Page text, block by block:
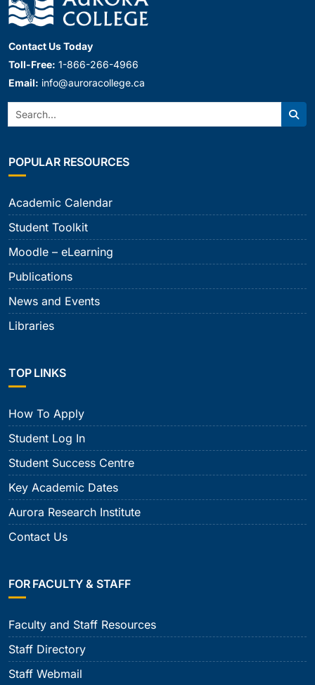
Contact Us Today
Toll-Free: 1-866-266-4966
Email: info@auroracollege.ca
Search:
POPULAR RESOURCES
Academic Calendar
Student Toolkit
Moodle – eLearning
Publications
News and Events
Libraries
TOP LINKS
How To Apply
Student Log In
Student Success Centre
Key Academic Dates
Aurora Research Institute
Contact Us
FOR FACULTY & STAFF
Faculty and Staff Resources
Staff Directory
Staff Webmail